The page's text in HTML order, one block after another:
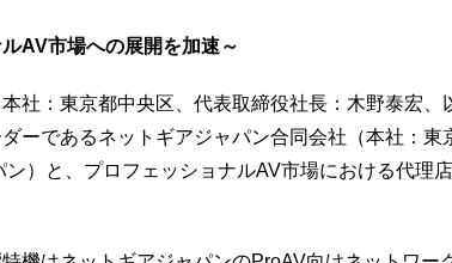
AV市場への展開を加速～
社：東京都中央区、代表取締役社長：木野泰宏
ーであるネットギアジャパン合同会社（本社：東
）と、プロフェッショナルAV市場における代理